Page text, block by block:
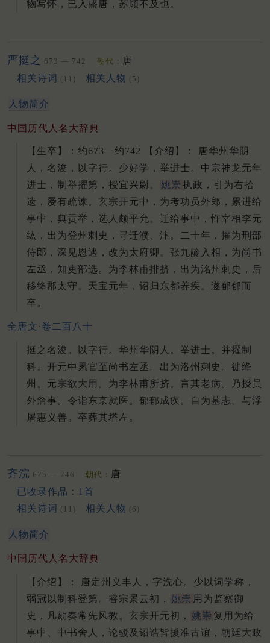
物写怀，已入盛唐，苏顾不及也。
严挺之 673 — 742 朝代： 唐
相关诗词 (11) 相关人物 (5)
人物简介
中国历代人名大辞典
【生卒】：约673—约742 【介绍】： 唐华州华阴
人，名浚，以字行。 少好学，举进士。 中宗神龙元年
进士，制举擢第，授宜兴尉。
姚崇 执政，引为右拾
遗，屡有疏谏。 玄宗开元中，为考功员外郎，累进给
事中，典贡举，选人颇平允。 迁给事中，忤宰相李元
纮，出为登州刺史，寻迁濮、汴。 二十年，擢为刑部
侍郎，深见恩遇，改为太府卿。 张九龄入相，为尚书
左丞，知吏部选。 为李林甫排挤，出为洺州刺史，后
移绛郡太守。 天宝元年，诏归东都养疾。 遂郁郁而
卒。
全唐文·卷二百八十
挺之名浚。以字行。华州华阴人。举进士。并擢制
科。开元中累官至尚书左丞。出为洛州刺史。徙绛
州。元宗欲大用。为李林甫所挤。言其老病。乃授员
外詹事。令诣东京就医。郁郁成疾。自为墓志。与浮
屠惠义善。卒葬其塔左。
齐浣 675 — 746 朝代： 唐
已收录作品：1首
相关诗词 (11) 相关人物 (6)
人物简介
中国历代人名大辞典
【介绍】： 唐定州义丰人，字洗心。 少以词学称，
弱冠以制科登第。 睿宗景云初， 姚崇 用为监察御
史，凡劾奏常先风教。 玄宗开元初， 姚崇 复用为给
事中、中书舍人，论驳及诏诰皆援准古谊，朝廷大政